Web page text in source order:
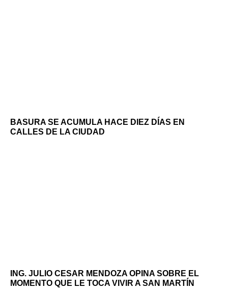
BASURA SE ACUMULA HACE DIEZ DÍAS EN
CALLES DE LA CIUDAD
ING. JULIO CESAR MENDOZA OPINA SOBRE EL
MOMENTO QUE LE TOCA VIVIR A SAN MARTÍN